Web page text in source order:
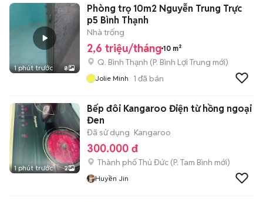
1 phút trước 8
Phòng trọ 10m2 Nguyễn Trung Trực
p5 Bình Thạnh
Nhà trống
2,6 triệu/tháng 10 m²
Q. Bình Thạnh (P. Bình Lợi Trung mới)
Jolie Minh 1 đã bán
1 phút trước 2
Bếp đôi Kangaroo Điện từ hồng ngoại
Đen
Đã sử dụng Kangaroo
300.000 đ
Thành phố Thủ Đức (P. Tam Bình mới)
Huyền Jin